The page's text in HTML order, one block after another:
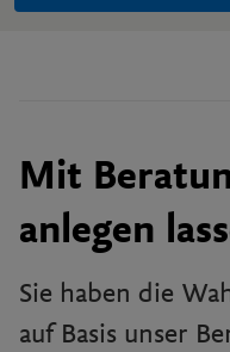
Mit
anlegen
Sie haben die
auf Basis unser